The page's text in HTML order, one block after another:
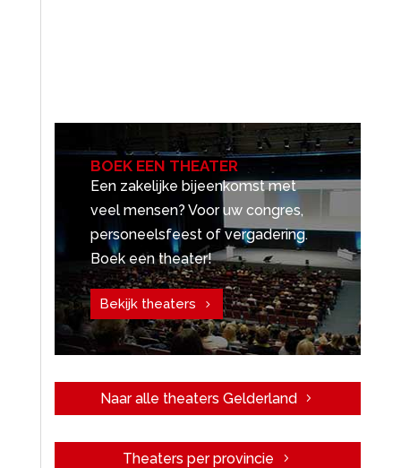
BOEK EEN THEATER
Een zakelijke bijeenkomst met
veel mensen? Voor uw congres,
personeelsfeest of vergadering.
Boek een theater!
Bekijk theaters
Naar alle theaters Gelderland
Theaters per provincie